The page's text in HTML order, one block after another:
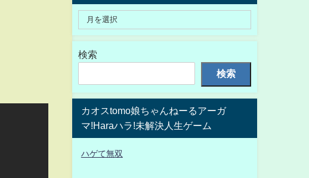
検索
検索
カオスtomo娘ちゃんねーるアーガ
マ!Haraハラ!未解決人生ゲーム
ハゲて無双